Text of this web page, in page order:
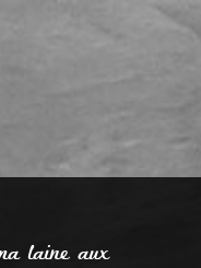
laine aux